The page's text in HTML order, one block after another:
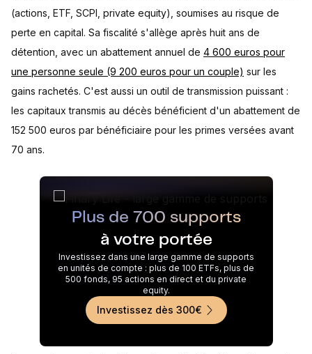
(actions, ETF, SCPI, private equity), soumises au risque de
perte en capital. Sa fiscalité s'allège après huit ans de
détention, avec un abattement annuel de 4 600 euros pour
une personne seule (9 200 euros pour un couple) sur les
gains rachetés. C'est aussi un outil de transmission puissant :
les capitaux transmis au décès bénéficient d'un abattement de
152 500 euros par bénéficiaire pour les primes versées avant
70 ans.
Plus de 700 supports
à votre portée
Investissez dans une large gamme de supports
en unités de compte : plus de 100 ETFs, plus de
500 fonds, 95 actions en direct et du private
equity.
Investissez dès 300€